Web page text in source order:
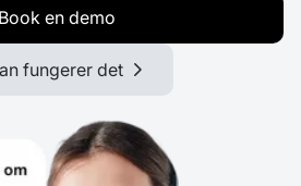
Book en demo
fungerer det